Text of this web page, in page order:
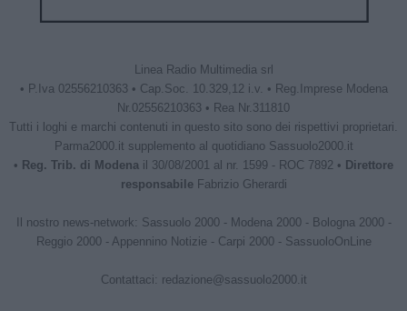
Linea Radio Multimedia srl
• P.Iva 02556210363 • Cap.Soc. 10.329,12 i.v. • Reg.Imprese Modena
Nr.02556210363 • Rea Nr.311810
Tutti i loghi e marchi contenuti in questo sito sono dei rispettivi proprietari.
Parma2000.it supplemento al quotidiano Sassuolo2000.it
• Reg. Trib. di Modena il 30/08/2001 al nr. 1599 - ROC 7892 • Direttore
responsabileFabrizio Gherardi
Il nostro news-network: Sassuolo 2000- Modena 2000- Bologna 2000-
Reggio 2000- Appennino Notizie - Carpi 2000- SassuoloOnLine
Contattaci: redazione@sassuolo2000.it